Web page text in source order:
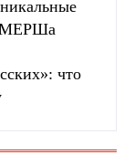
что